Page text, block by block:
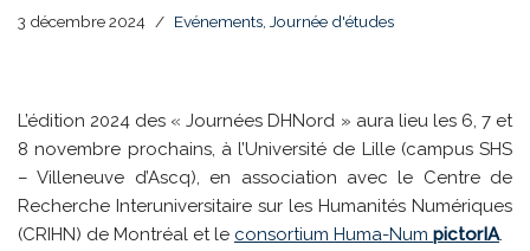
3 décembre 2024 Evénements, Journée d'études
L’édition 2024 des « Journées DHNord » aura lieu les 6, 7 et
8 novembre prochains, à l’Université de Lille (campus SHS
– Villeneuve d’Ascq), en association avec le Centre de
Recherche Interuniversitaire sur les Humanités Numériques
(CRIHN) de Montréal et le consortium Huma-Num pictorIA.